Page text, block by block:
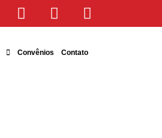
Convênios Contato